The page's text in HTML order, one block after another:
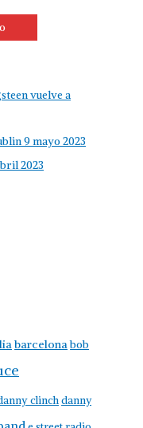
vuelve a
9 mayo 2023
2023
barcelonabob
clinchdanny